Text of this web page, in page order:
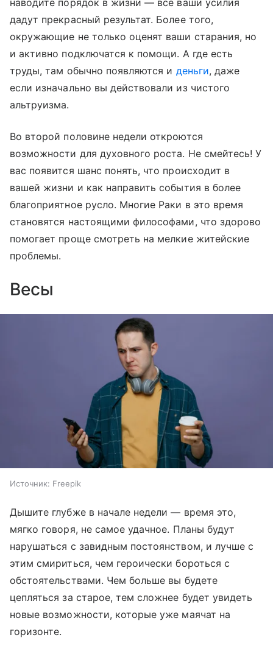
наводите порядок в жизни — все ваши усилия
дадут прекрасный результат. Более того,
окружающие не только оценят ваши старания, но
и активно подключатся к помощи. А где есть
труды, там обычно появляются и деньги, даже
если изначально вы действовали из чистого
альтруизма.
Во второй половине недели откроются
возможности для духовного роста. Не смейтесь! У
вас появится шанс понять, что происходит в
вашей жизни и как направить события в более
благоприятное русло. Многие Раки в это время
становятся настоящими философами, что здорово
помогает проще смотреть на мелкие житейские
проблемы.
Весы
Источник: Freepik
Дышите глубже в начале недели — время это,
мягко говоря, не самое удачное. Планы будут
нарушаться с завидным постоянством, и лучше с
этим смириться, чем героически бороться с
обстоятельствами. Чем больше вы будете
цепляться за старое, тем сложнее будет увидеть
новые возможности, которые уже маячат на
горизонте.